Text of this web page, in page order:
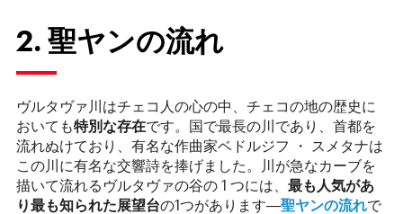
2. 聖ヤンの流れ
ヴルタヴァ川はチェコ人の心の中、チェコの地の歴史に
おいても特別な存在です。国で最長の川であり、首都を
流れぬけており、有名な作曲家ベドルジフ ・ スメタナは
この川に有名な交響詩を捧げました。川が急なカーブを
描いて流れるヴルタヴァの谷の 1 つには、 最も人気があ
り最も知られた展望台の1つがあります―聖ヤンの流れで